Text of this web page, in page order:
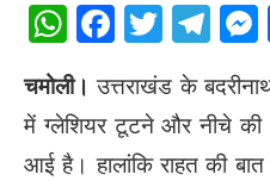
WhatsApp
Facebook
चमोली। उत्तराखंड के
में ग्लेशियर टूटने और नीचे
आई है। हालांकि राहत की